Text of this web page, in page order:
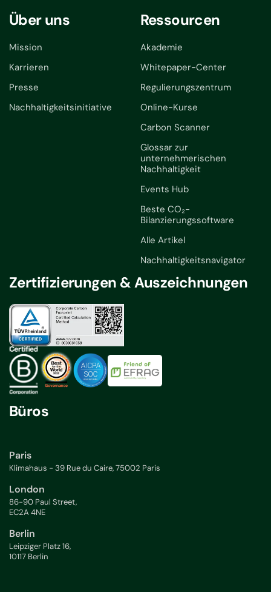
Über uns
Mission
Karrieren
Presse
Nachhaltigkeitsinitiative
Ressourcen
Akademie
Whitepaper-Center
Regulierungszentrum
Online-Kurse
Carbon Scanner
Glossar zur
unternehmerischen
Nachhaltigkeit
Events Hub
Beste CO₂-
Bilanzierungssoftware
Alle Artikel
Nachhaltigkeitsnavigator
Zertifizierungen & Auszeichnungen
Büros
Paris
Klimahaus - 39 Rue du Caire, 75002 Paris
London
86-90 Paul Street,
EC2A 4NE
Berlin
Leipziger Platz 16,
10117 Berlin